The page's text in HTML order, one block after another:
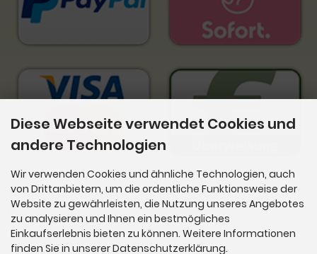
Newsletter-Anmeldung
E-Mail-Adresse:
Diese Webseite verwendet Cookies und
andere Technologien
Wir verwenden Cookies und ähnliche Technologien, auch
von Drittanbietern, um die ordentliche Funktionsweise der
Website zu gewährleisten, die Nutzung unseres Angebotes
zu analysieren und Ihnen ein bestmögliches
Einkaufserlebnis bieten zu können. Weitere Informationen
finden Sie in unserer Datenschutzerklärung.